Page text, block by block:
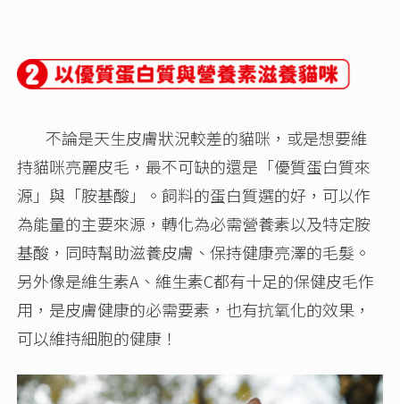
不論是天生皮膚狀況較差的貓咪，或是想要維
持貓咪亮麗皮毛，最不可缺的還是「優質蛋白質來
源」與「胺基酸」。飼料的蛋白質選的好，可以作
為能量的主要來源，轉化為必需營養素以及特定胺
基酸，同時幫助滋養皮膚、保持健康亮澤的毛髮。
另外像是維生素A、維生素C都有十足的保健皮毛作
用，是皮膚健康的必需要素，也有抗氧化的效果，
可以維持細胞的健康！